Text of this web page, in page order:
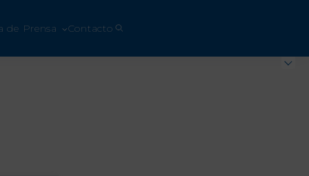
de Prensa Contacto